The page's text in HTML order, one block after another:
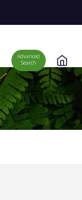
Advanced
Search